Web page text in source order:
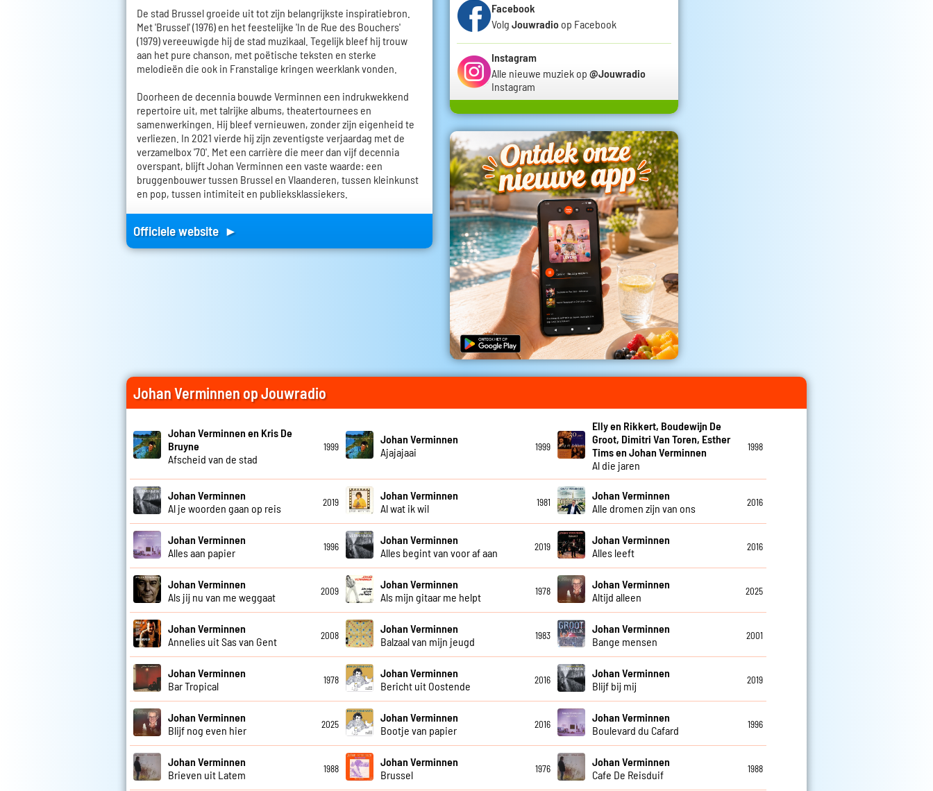
De stad Brussel groeide uit tot zijn belangrijkste inspiratiebron.
Met 'Brussel' (1976) en het feestelijke 'In de Rue des Bouchers'
(1979) vereeuwigde hij de stad muzikaal. Tegelijk bleef hij trouw
aan het pure chanson, met poëtische teksten en sterke
melodieën die ook in Franstalige kringen weerklank vonden.
Doorheen de decennia bouwde Verminnen een indrukwekkend
repertoire uit, met talrijke albums, theatertournees en
samenwerkingen. Hij bleef vernieuwen, zonder zijn eigenheid te
verliezen. In 2021 vierde hij zijn zeventigste verjaardag met de
verzamelbox '70'. Met een carrière die meer dan vijf decennia
overspant, blijft Johan Verminnen een vaste waarde: een
bruggenbouwer tussen Brussel en Vlaanderen, tussen kleinkunst
en pop, tussen intimiteit en publieksklassiekers.
Officiele website ►
Facebook
Volg Jouwradio op Facebook
Instagram
Alle nieuwe muziek op @Jouwradio
Instagram
Johan Verminnen op Jouwradio
Johan Verminnen en Kris De
Bruyne
Afscheid van de stad
1999
Johan Verminnen
Ajajajaai
1999
Elly en Rikkert, Boudewijn De
Groot, Dimitri Van Toren, Esther
Tims en Johan Verminnen
Al die jaren
1998
Johan Verminnen
Al je woorden gaan op reis
2019
Johan Verminnen
Al wat ik wil
1981
Johan Verminnen
Alle dromen zijn van ons
2016
Johan Verminnen
Alles aan papier
1996
Johan Verminnen
Alles begint van voor af aan
2019
Johan Verminnen
Alles leeft
2016
Johan Verminnen
Als jij nu van me weggaat
2009
Johan Verminnen
Als mijn gitaar me helpt
1978
Johan Verminnen
Altijd alleen
2025
Johan Verminnen
Annelies uit Sas van Gent
2008
Johan Verminnen
Balzaal van mijn jeugd
1983
Johan Verminnen
Bange mensen
2001
Johan Verminnen
Bar Tropical
1978
Johan Verminnen
Bericht uit Oostende
2016
Johan Verminnen
Blijf bij mij
2019
Johan Verminnen
Blijf nog even hier
2025
Johan Verminnen
Bootje van papier
2016
Johan Verminnen
Boulevard du Cafard
1996
Johan Verminnen
Brieven uit Latem
1988
Johan Verminnen
Brussel
1976
Johan Verminnen
Cafe De Reisduif
1988